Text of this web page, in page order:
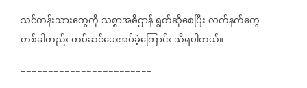
သင်တန်းသားတွေကို သစ္စာအဓိဌာန်ရွတ်ဆိုစေပြီးလက်နက်တွေ
တစ်ခါတည်းတပ်ဆင်ပေးအပ်ခဲ့ကြောင်း သိရပါတယ်။
========================